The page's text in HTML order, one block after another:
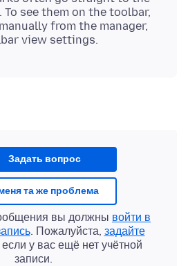
To see them on the toolbar,
from the manager,
Задать вопрос
та же проблема
вы должны войти в
. Пожалуйста, задайте
если у вас ещё нет учётной
записи.